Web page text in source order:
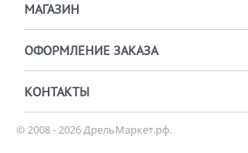
МАГАЗИН
ОФОРМЛЕНИЕ ЗАКАЗА
КОНТАКТЫ
© 2008 - 2026 ДрельМаркет.рф.